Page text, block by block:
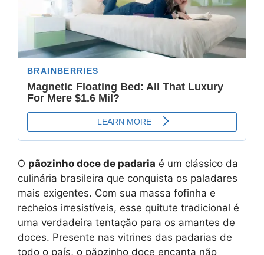
O pãozinho doce de padaria é um clássico da
culinária brasileira que conquista os paladares
mais exigentes. Com sua massa fofinha e
recheios irresistíveis, esse quitute tradicional é
uma verdadeira tentação para os amantes de
doces. Presente nas vitrines das padarias de
todo o país, o pãozinho doce encanta não